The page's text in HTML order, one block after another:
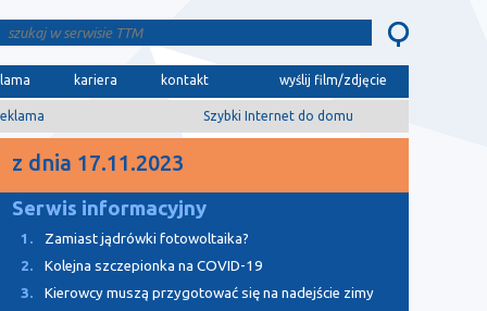
kariera kontakt wyślij film/zdjęcie
Szybki Internet do domu
z dnia 17.11.2023
Serwis informacyjny
1.
Zamiast jądrówki fotowoltaika?
2.
Kolejna szczepionka na COVID-19
3.
Kierowcy muszą przygotować się na nadejście zimy